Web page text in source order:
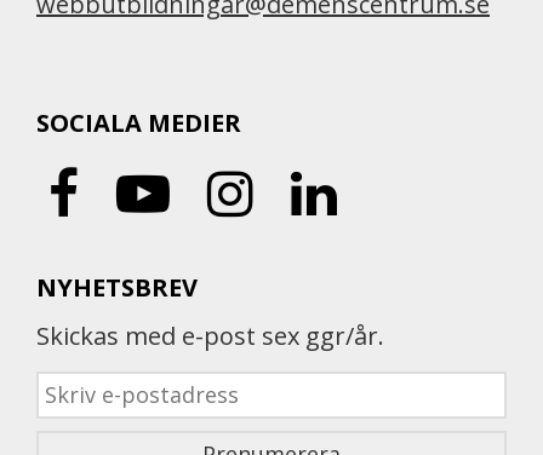
SOCIALA MEDIER
NYHETSBREV
Skickas med e-post sex ggr/år.